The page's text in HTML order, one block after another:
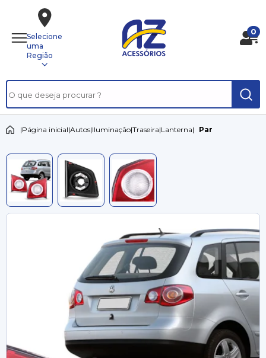
Selecione
uma
Região
0
|Página inicial|Autos|Iluminação|Traseira|Lanterna| Par